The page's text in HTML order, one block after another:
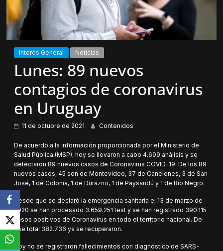
Interés General Noticias
Lunes: 89 nuevos
contagios de coronavirus
en Uruguay
11 de octubre de 2021 Contenidos
De acuerdo a la información proporcionada por el Ministerio de
Salud Pública (MSP), hoy se llevaron a cabo 4.699 análisis y se
detectaron 89 nuevos casos de Coronavirus COVID-19. De los 89
nuevos casos, 45 son de Montevideo, 37 de Canelones, 3 de San
José, 1 de Colonia, 1 de Durazno, 1 de Paysandú y 1 de Río Negro.
Desde que se declaró la emergencia sanitaria el 13 de marzo de
2020 se han procesado 3.659.251 test y se han registrado 390.115
casos positivos de Coronavirus en todo el territorio nacional. De
ese total 382.736 ya se recuperaron.
Hoy no se registraron fallecimientos con diagnóstico de SARS-